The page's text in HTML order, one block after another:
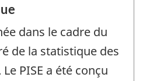
dans le cadre du
de la statistique des
PISE a été conçu